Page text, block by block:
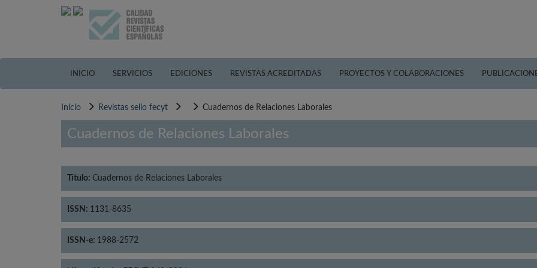
INICIO SERVICIOS EDICIONES REVISTAS ACREDITADAS PROYECTOS Y COLABORACIONES
Inicio Revistas sello fecyt Cuadernos de Relaciones Laborales
Cuadernos de Relaciones Laborales
Título: Cuadernos de Relaciones Laborales
ISSN: 1131-8635
ISSN-e: 1988-2572